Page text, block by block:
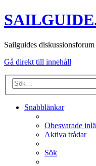
Sailguides
Gå direkt till innehåll
Snabblänkar
Obesvarade
Aktiva trådar
Sök